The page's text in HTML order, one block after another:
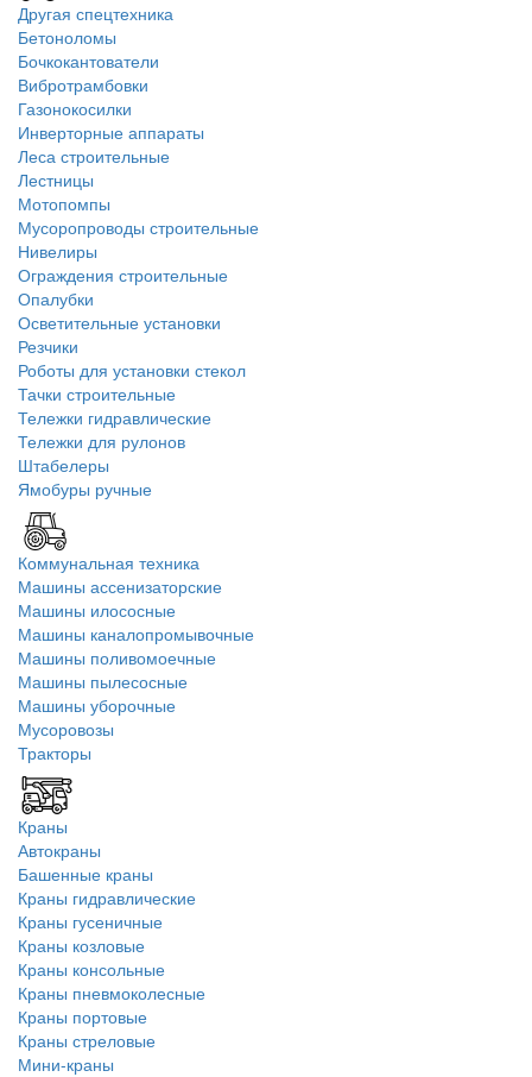
Другая спецтехника
Бетоноломы
Бочкокантователи
Вибротрамбовки
Газонокосилки
Инверторные аппараты
Леса строительные
Лестницы
Мотопомпы
Мусоропроводы строительные
Нивелиры
Ограждения строительные
Опалубки
Осветительные установки
Резчики
Роботы для установки стекол
Тачки строительные
Тележки гидравлические
Тележки для рулонов
Штабелеры
Ямобуры ручные
Коммунальная техника
Машины ассенизаторские
Машины илососные
Машины каналопромывочные
Машины поливомоечные
Машины пылесосные
Машины уборочные
Мусоровозы
Тракторы
Краны
Автокраны
Башенные краны
Краны гидравлические
Краны гусеничные
Краны козловые
Краны консольные
Краны пневмоколесные
Краны портовые
Краны стреловые
Мини-краны